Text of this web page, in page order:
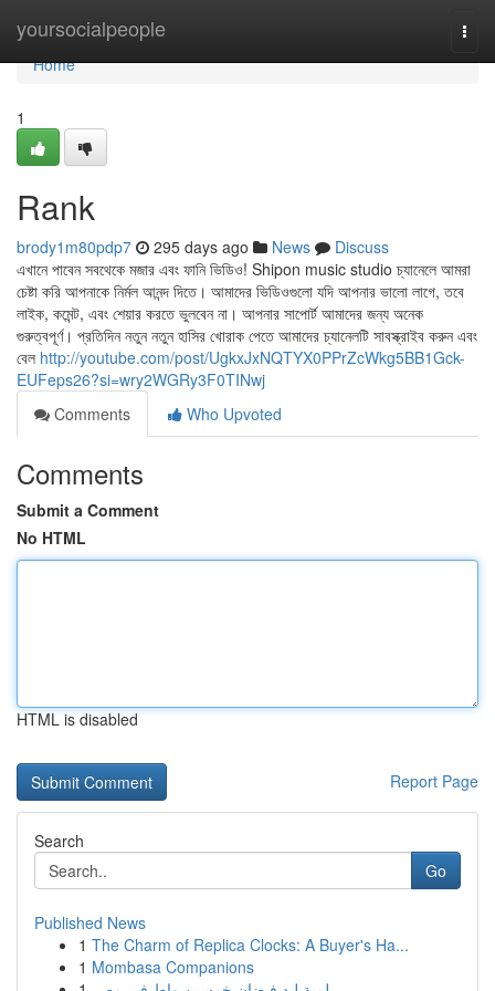
yoursocialpeople
Home
Home
1
Rank
brody1m80pdp7 295 days ago News
Discuss
এখানে পাবেন সবথেকে মজার এবং ফানি ভিডিও! Shipon music studio চ্যানেলে আমরা
চেষ্টা করি আপনাকে নির্মল আনন্দ দিতে। আমাদের ভিডিওগুলো যদি আপনার ভালো লাগে, তবে
লাইক, কমেন্ট, এবং শেয়ার করতে ভুলবেন না। আপনার সাপোর্ট আমাদের জন্য অনেক
গুরুত্বপূর্ণ। প্রতিদিন নতুন নতুন হাসির খোরাক পেতে আমাদের চ্যানেলটি সাবস্ক্রাইব করুন এবং
বেল http://youtube.com/post/UgkxJxNQTYX0PPrZcWkg5BB1Gck-
EUFeps26?si=wry2WGRy3F0TINwj
Comments
Who Upvoted
Comments
Submit a Comment
No HTML
HTML is disabled
Report Page
Search
Go
Published News
1 The Charm of Replica Clocks: A Buyer's Ha...
1 Mombasa Companions